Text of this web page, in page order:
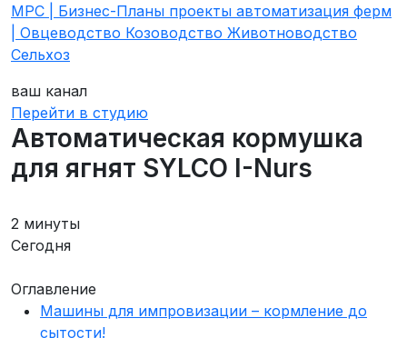
МРС | Бизнес-Планы проекты автоматизация ферм
| Овцеводство Козоводство Животноводство
Сельхоз
ваш канал
Перейти в студию
Автоматическая кормушка
для ягнят SYLCO I-Nurs
2 минуты
Сегодня
Оглавление
Машины для импровизации – кормление до
сытости!